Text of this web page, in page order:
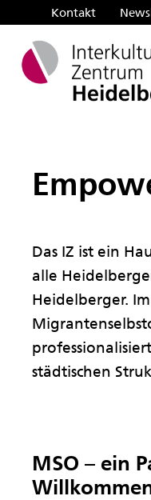
Kontakt
Das IZ ist ein
alle
Heidelberger.
städtischen
MSO – ein